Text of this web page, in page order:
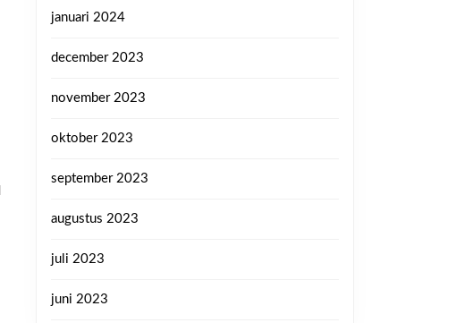
januari 2024
december 2023
november 2023
oktober 2023
september 2023
augustus 2023
juli 2023
juni 2023